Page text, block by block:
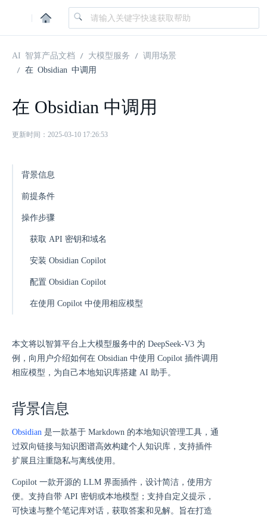
|
AI 智算产品文档 大模型服务
调用场景
在 Obsidian 中调用
在 Obsidian 中调用
更新时间：2025-03-10 17:26:53
背景信息
前提条件
操作步骤
获取 API 密钥和域名
安装 Obsidian Copilot
配置 Obsidian Copilot
在使用 Copilot 中使用相应模型
本文将以智算平台上大模型服务中的 DeepSeek-V3 为
例，向用户介绍如何在 Obsidian 中使用 Copilot 插件调用
相应模型，为自己本地知识库搭建 AI 助手。
背景信息
Obsidian 是一款基于 Markdown 的本地知识管理工具，通
过双向链接与知识图谱高效构建个人知识库，支持插件
扩展且注重隐私与离线使用。
Copilot 一款开源的 LLM 界面插件，设计简洁，使用方
便。支持自带 API 密钥或本地模型；支持自定义提示，
可快速与整个笔记库对话，获取答案和见解。旨在打造